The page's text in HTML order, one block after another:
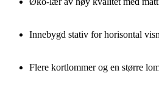
Innebygd stativ for horisontal
Flere kortlommer og en større